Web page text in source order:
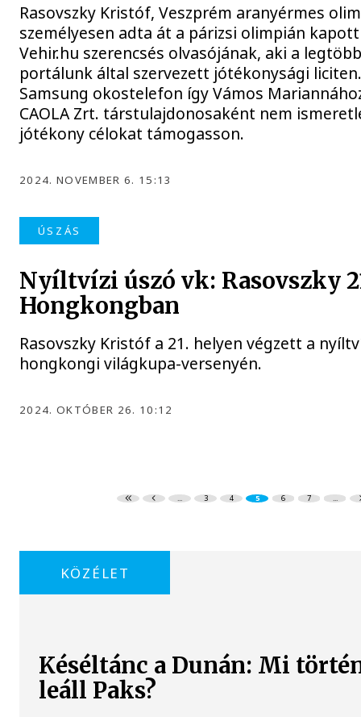
Rasovszky Kristóf, Veszprém aranyérmes
személyesen adta át a párizsi olimpián
Vehir.hu szerencsés olvasójának, aki a
portálunk által szervezett jótékonysági
Samsung okostelefon így Vámos
CAOLA Zrt. társtulajdonosaként nem
jótékony célokat támogasson.
2024. NOVEMBER 6. 15:13
ÚSZÁS
Nyíltvízi úszó vk: Rasovszky
Hongkongban
Rasovszky Kristóf a 21. helyen végzett a
hongkongi világkupa-versenyén.
2024. OKTÓBER 26. 10:12
... 3 4 5 6 7 ...
KÖZÉLET
Késéltánc a Dunán: Mi
leáll Paks?